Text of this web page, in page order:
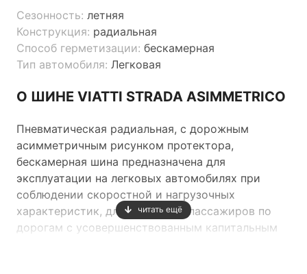
Сезонность: летняя
Конструкция: радиальная
Способ герметизации: бескамерная
Тип автомобиля: Легковая
О ШИНЕ VIATTI STRADA ASIMMETRICO
Пневматическая радиальная, с дорожным
асимметричным рисунком протектора,
бескамерная шина предназначена для
эксплуатации на легковых автомобилях при
соблюдении скоростной и нагрузочных
характеристик, для перевозки пассажиров по
дорогам с усовершенствованным капитальным
читать ещё